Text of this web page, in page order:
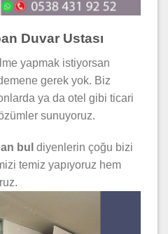
Duvar Ustası
yapmak istiyorsan
gerek yok. Biz
ya da otel gibi ticari
sunuyoruz.
bul diyenlerin çoğu bizi
temiz yapıyoruz hem